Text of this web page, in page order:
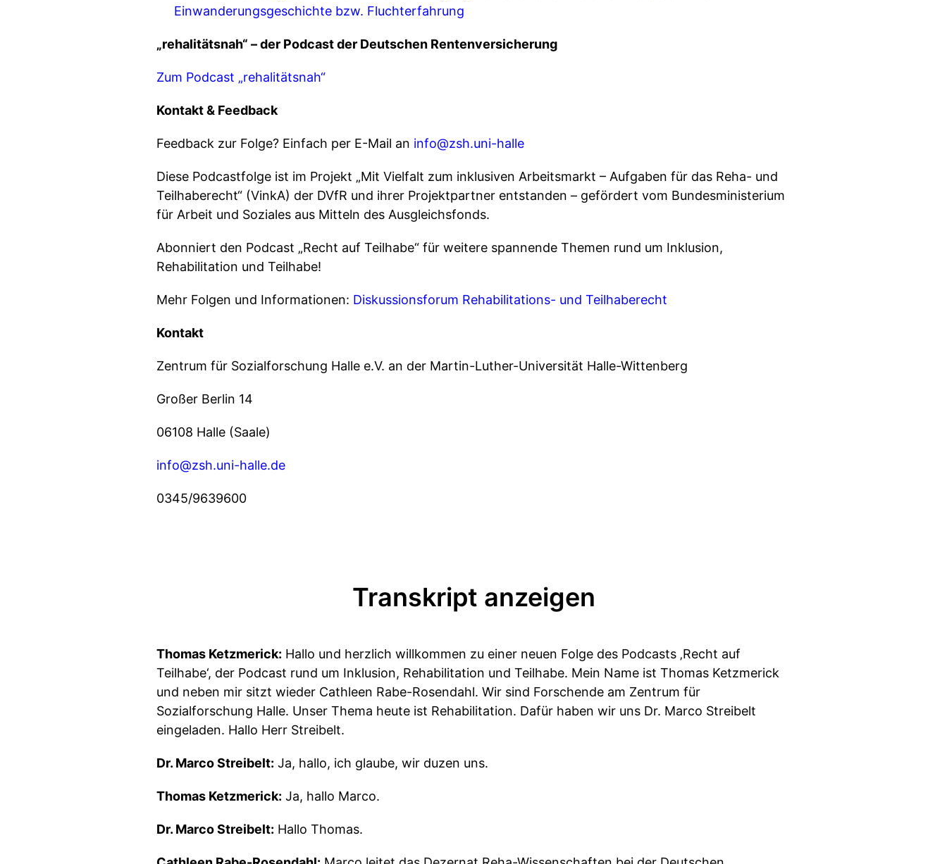
Einwanderungsgeschichte bzw. Fluchterfahrung
„rehalitätsnah“ – der Podcast der Deutschen Rentenversicherung
Zum Podcast „rehalitätsnah“
Kontakt & Feedback
Feedback zur Folge? Einfach per E-Mail an info@zsh.uni-halle
Diese Podcastfolge ist im Projekt „Mit Vielfalt zum inklusiven Arbeitsmarkt – Aufgaben für das Reha- und
Teilhaberecht“ (VinkA) der DVfR und ihrer Projektpartner entstanden – gefördert vom Bundesministerium
für Arbeit und Soziales aus Mitteln des Ausgleichsfonds.
Abonniert den Podcast „Recht auf Teilhabe“ für weitere spannende Themen rund um Inklusion,
Rehabilitation und Teilhabe!
Mehr Folgen und Informationen: Diskussionsforum Rehabilitations- und Teilhaberecht
Kontakt
Zentrum für Sozialforschung Halle e.V. an der Martin-Luther-Universität Halle-Wittenberg
Großer Berlin 14
06108 Halle (Saale)
info@zsh.uni-halle.de
0345/9639600
Transkript anzeigen
Thomas Ketzmerick: Hallo und herzlich willkommen zu einer neuen Folge des Podcasts ‚Recht auf
Teilhabe‘, der Podcast rund um Inklusion, Rehabilitation und Teilhabe. Mein Name ist Thomas Ketzmerick
und neben mir sitzt wieder Cathleen Rabe-Rosendahl. Wir sind Forschende am Zentrum für
Sozialforschung Halle. Unser Thema heute ist Rehabilitation. Dafür haben wir uns Dr. Marco Streibelt
eingeladen. Hallo Herr Streibelt.
Dr. Marco Streibelt: Ja, hallo, ich glaube, wir duzen uns.
Thomas Ketzmerick: Ja, hallo Marco.
Dr. Marco Streibelt: Hallo Thomas.